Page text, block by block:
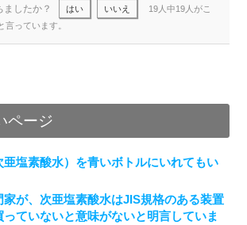
ましたか？ はい いいえ
19人中19人がこ
言っています。
ページ
亜塩素酸水）を青いボトルにいれてもい
家が、次亜塩素酸水はJIS規格のある装置
っていないと意味がないと明言していま